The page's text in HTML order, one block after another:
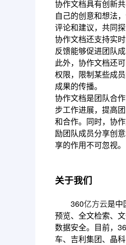
协作文档具有创新
自己的创意和想法
评论和建议，共同探
协作文档还支持实
反馈能够促进团队
此外，协作文档还
权限，限制某些成
成果的传播。
协作文档是团队合
步工作进展，提高
和合作。同时，协
励团队成员分享创
享的作用不可忽视。
关于我们
360亿方云是中
预览、全文检索、
数据安全。目前，
车、吉利集团、晶